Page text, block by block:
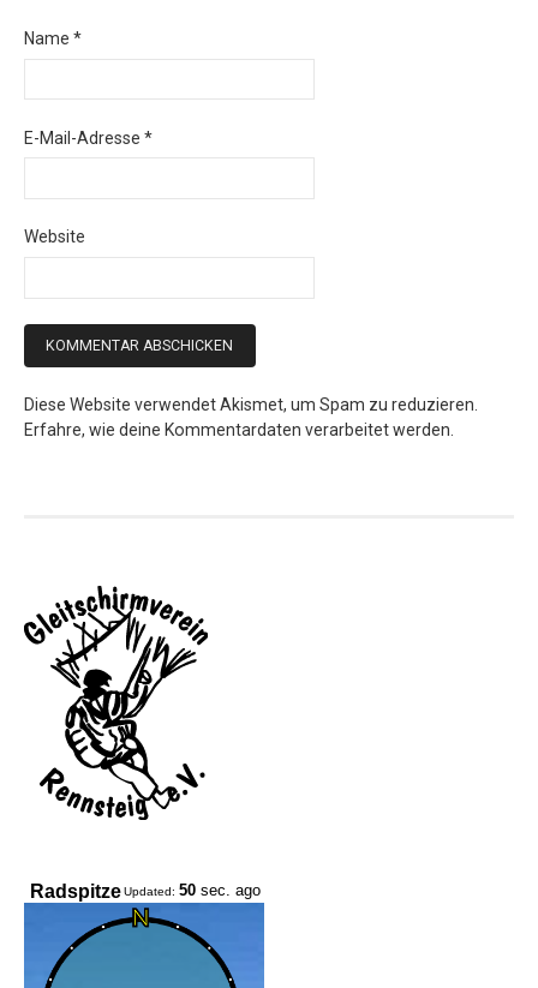
Name *
E-Mail-Adresse *
Website
Diese Website verwendet Akismet, um Spam zu reduzieren.
Erfahre, wie deine Kommentardaten verarbeitet werden.